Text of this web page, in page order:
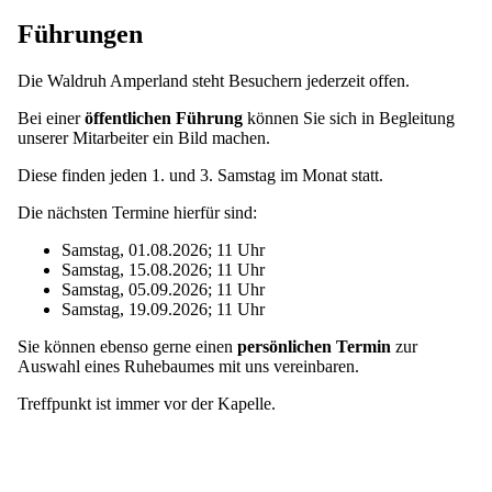
Führungen
Die Waldruh Amper­land steht Besuchern jeder­zeit offen.
Bei eineröffent­li­chen Führung können Sie sich in Beglei­tung
unserer Mitar­beiter ein Bild machen.
Diese finden jeden 1. und 3. Samstag im Monat statt.
Die nächsten Termine hierfür sind:
Samstag, 01.08.2026; 11 Uhr
Samstag, 15.08.2026; 11 Uhr
Samstag, 05.09.2026; 11 Uhr
Samstag, 19.09.2026; 11 Uhr
Sie können ebenso gerne einen persön­li­chen Termin zur
Auswahl eines Ruhebaumes mit uns vereinbaren.
Treff­punkt ist immer vor der Kapelle.